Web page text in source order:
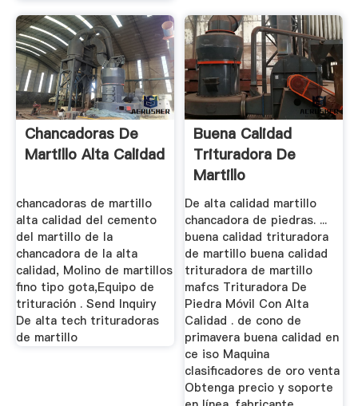
Chancadoras De
Martillo Alta Calidad
chancadoras de martillo
alta calidad del cemento
del martillo de la
chancadora de la alta
calidad, Molino de martillos
fino tipo gota,Equipo de
trituración . Send Inquiry
De alta tech trituradoras
de martillo
Buena Calidad
Trituradora De
Martillo
De alta calidad martillo
chancadora de piedras. ...
buena calidad trituradora
de martillo buena calidad
trituradora de martillo
mafcs Trituradora De
Piedra Móvil Con Alta
Calidad . de cono de
primavera buena calidad en
ce iso Maquina
clasificadores de oro venta
Obtenga precio y soporte